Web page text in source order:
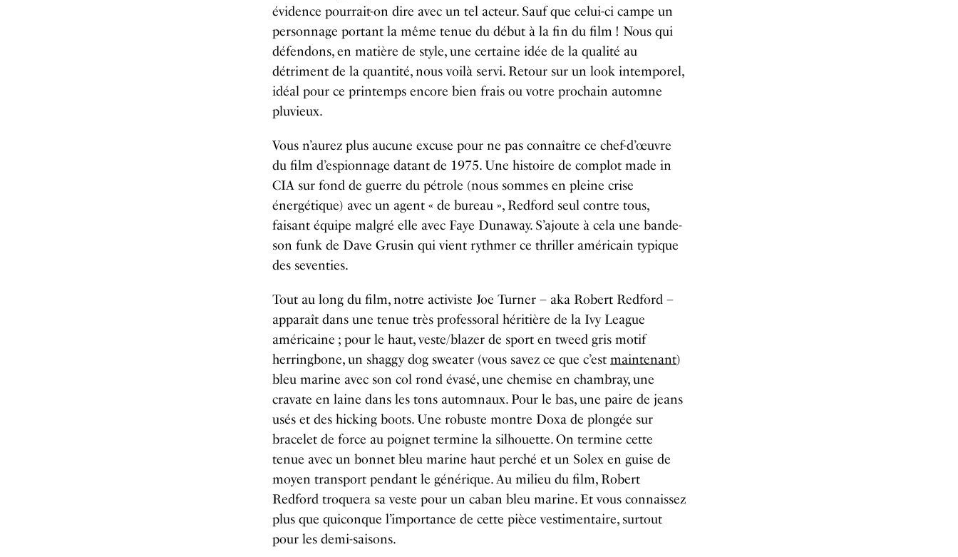
évidence pourrait-on dire avec un tel acteur. Sauf que celui-ci campe un
personnage portant la même tenue du début à la fin du film ! Nous qui
défendons, en matière de style, une certaine idée de la qualité au
détriment de la quantité, nous voilà servi. Retour sur un look intemporel,
idéal pour ce printemps encore bien frais ou votre prochain automne
pluvieux.
Vous n’aurez plus aucune excuse pour ne pas connaître ce chef-d’œuvre
du film d’espionnage datant de 1975. Une histoire de complot made in
CIA sur fond de guerre du pétrole (nous sommes en pleine crise
énergétique) avec un agent « de bureau », Redford seul contre tous,
faisant équipe malgré elle avec Faye Dunaway. S’ajoute à cela une bande-
son funk de Dave Grusin qui vient rythmer ce thriller américain typique
des seventies.
Tout au long du film, notre activiste Joe Turner – aka Robert Redford –
apparaît dans une tenue très professoral héritière de la Ivy League
américaine ; pour le haut, veste/blazer de sport en tweed gris motif
herringbone, un shaggy dog sweater (vous savez ce que c’est maintenant)
bleu marine avec son col rond évasé, une chemise en chambray, une
cravate en laine dans les tons automnaux. Pour le bas, une paire de jeans
usés et des hicking boots. Une robuste montre Doxa de plongée sur
bracelet de force au poignet termine la silhouette. On termine cette
tenue avec un bonnet bleu marine haut perché et un Solex en guise de
moyen transport pendant le générique. Au milieu du film, Robert
Redford troquera sa veste pour un caban bleu marine. Et vous connaissez
plus que quiconque l’importance de cette pièce vestimentaire, surtout
pour les demi-saisons.